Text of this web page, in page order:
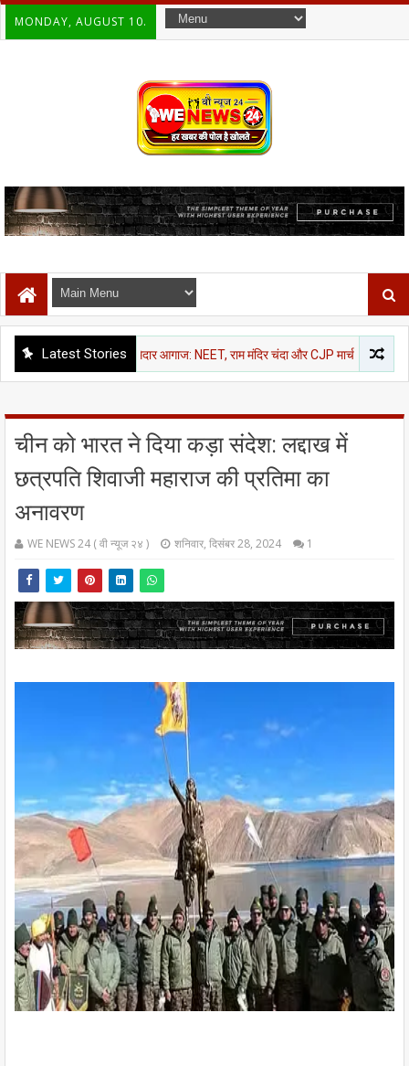
MONDAY, AUGUST 10.
Latest Stories
सत्र का हंगामेदार आगाज: NEET, राम मंदिर चंदा और CJP मार्च पर विपक्ष का शोर, दोनों
चीन को भारत ने दिया कड़ा संदेश: लद्दाख में
छत्रपति शिवाजी महाराज की प्रतिमा का
अनावरण
WE NEWS 24 ( वी न्यूज २४ ) शनिवार, दिसंबर 28, 2024 1